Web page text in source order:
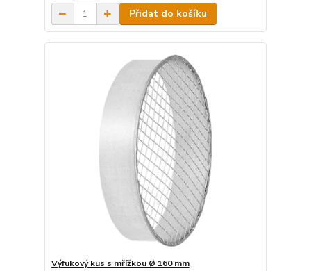
Přidat do košíku
Výfukový kus s mřížkou Ø 160 mm